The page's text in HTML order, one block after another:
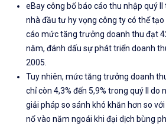
eBay công bố báo cáo thu nhập quý
nhà đầu tư hy vọng công ty có thể
cáo mức tăng trưởng doanh thu đạt
năm, đánh dấu sự phát triển doanh
2005.
Tuy nhiên, mức tăng trưởng doanh
chỉ còn 4,3% đến 5,9% trong quý II do
giải pháp so sánh khó khăn hơn so
nổ vào năm ngoái khi đại dịch bùng